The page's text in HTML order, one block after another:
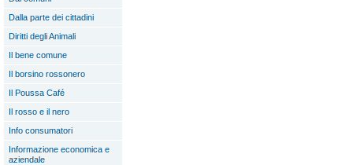
Dalla parte dei cittadini
Diritti degli Animali
Il bene comune
Il borsino rossonero
Il Poussa Café
Il rosso e il nero
Info consumatori
Informazione economica e
aziendale